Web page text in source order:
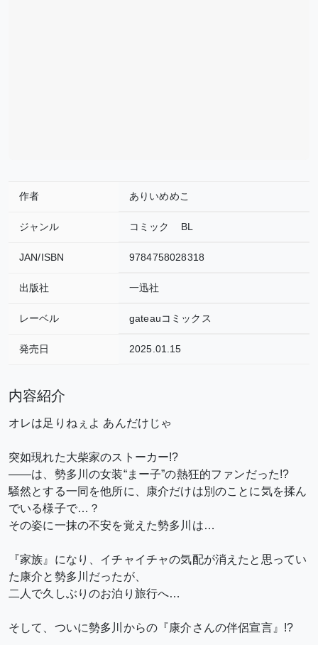
作者 ありいめめこ
ジャンル コミック BL
JAN/ISBN 9784758028318
出版社 一迅社
レーベル gateauコミックス
発売日 2025.01.15
内容紹介
オレは足りねぇよ あんだけじゃ
突如現れた大柴家のストーカー!?
――は、勢多川の女装“まー子”の熱狂的ファンだった!?
騒然とする一同を他所に、康介だけは別のことに気を揉ん
でいる様子で…？
その姿に一抹の不安を覚えた勢多川は…
『家族』になり、イチャイチャの気配が消えたと思ってい
た康介と勢多川だったが、
二人で久しぶりのお泊り旅行へ…
そして、ついに勢多川からの『康介さんの伴侶宣言』!?